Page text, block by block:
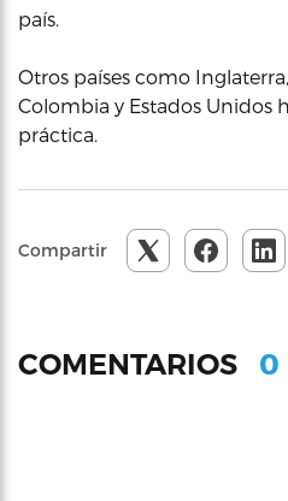
país.
Otros países como
Colombia y Estados Unidos
práctica.
Compartir
COMENTARIOS 0